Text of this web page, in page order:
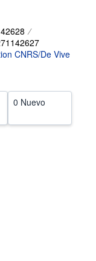
CNRS/De Vive
0 Nuevo